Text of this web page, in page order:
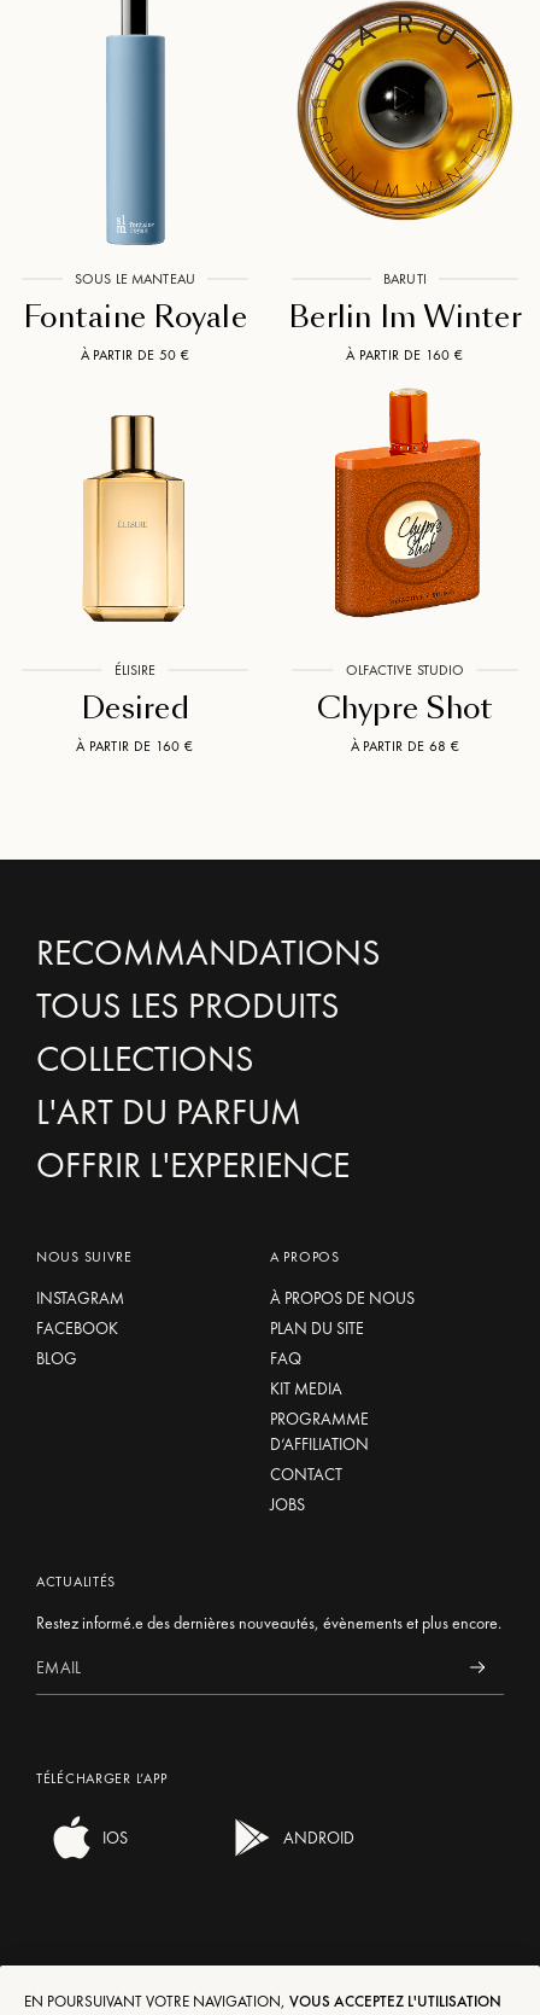
SOUS LE MANTEAU
Fontaine Royale
À PARTIR DE 50 €
BARUTI
Berlin Im Winter
À PARTIR DE 160 €
ÉLISIRE
Desired
À PARTIR DE 160 €
OLFACTIVE STUDIO
Chypre Shot
À PARTIR DE 68 €
RECOMMANDATIONS
TOUS LES PRODUITS
COLLECTIONS
L'ART DU PARFUM
OFFRIR L'EXPERIENCE
NOUS SUIVRE
INSTAGRAM
FACEBOOK
BLOG
A PROPOS
À PROPOS DE NOUS
PLAN DU SITE
FAQ
KIT MEDIA
PROGRAMME
D’AFFILIATION
CONTACT
JOBS
ACTUALITÉS
Restez informé.e des dernières nouveautés, évènements et plus encore.
TÉLÉCHARGER L’APP
IOS ANDROID
EN POURSUIVANT VOTRE NAVIGATION, VOUS ACCEPTEZ L'UTILISATION